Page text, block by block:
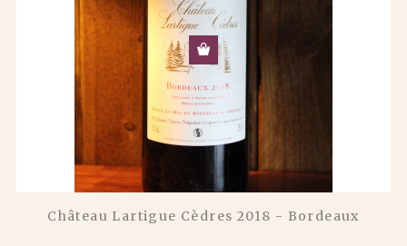
Château Lartigue Cèdres 2018 - Bordeaux